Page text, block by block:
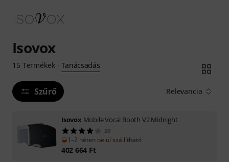
Isovox
15 Termékek· Tanácsadás
Szűrő Relevancia
Isovox Mobile Vocal Booth V2 Midnight
20
1–2 héten belül szállítható
402 664 Ft